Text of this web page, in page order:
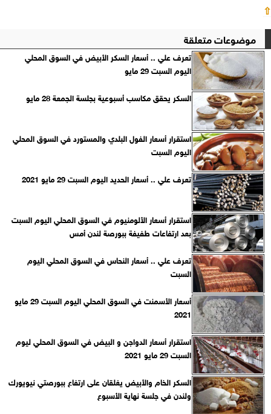
⇧
موضوعات متعلقة
تعرف علي .. أسعار السكر الأبيض في السوق المحلي
اليوم السبت 29 مايو
السكر يحقق مكاسب أسبوعية بجلسة الجمعة 28 مايو
استقرار أسعار الفول البلدي والمستورد في السوق المحلي
اليوم السبت
تعرف علي .. أسعار الحديد اليوم السبت 29 مايو 2021
استقرار أسعار الألومنيوم في السوق المحلي ‏اليوم السبت
بعد ارتفاعات طفيفة ببورصة لندن أمس
تعرف علي .. أسعار النحاس في السوق المحلي اليوم
السبت
أسعار الأسمنت في السوق المحلي اليوم السبت 29 مايو
2021
استقرار أسعار الدواجن و البيض في السوق المحلي ليوم
السبت 29 مايو ‏‏2021‏
السكر الخام والأبيض يغلقان على ارتفاع ببورصتي نيويورك
ولندن في جلسة نهاية الأسبوع